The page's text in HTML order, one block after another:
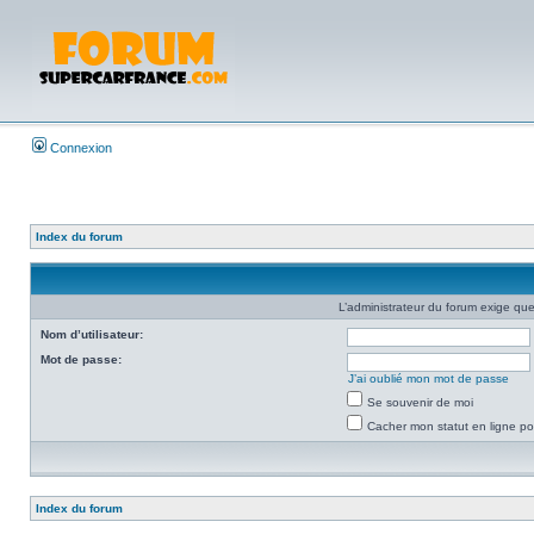
Connexion
Index du forum
L’administrateur du forum exige
Nom d’utilisateur:
Mot de passe:
J’ai oublié mon mot de passe
Se souvenir de moi
Cacher mon statut en ligne
Index du forum